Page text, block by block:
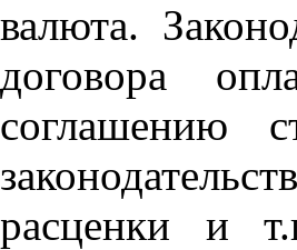
валюта.
договора
соглашению
расценки и